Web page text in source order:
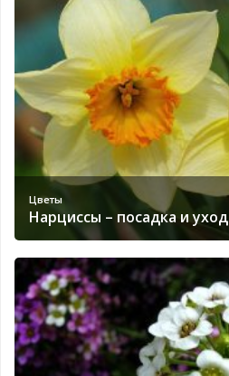
Цветы
Нарциссы – посадка и уход